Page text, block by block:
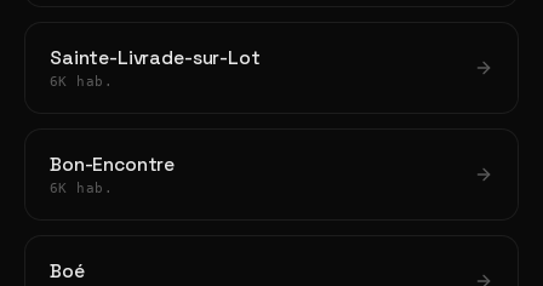
Sainte-Livrade-sur-Lot
6K hab.
Bon-Encontre
6K hab.
Boé